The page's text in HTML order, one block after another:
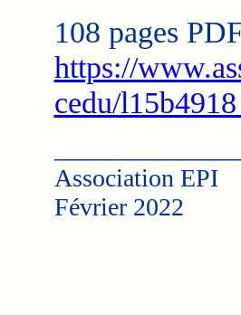
108 pages
https://
cedu/
Association EPI
Février 2022